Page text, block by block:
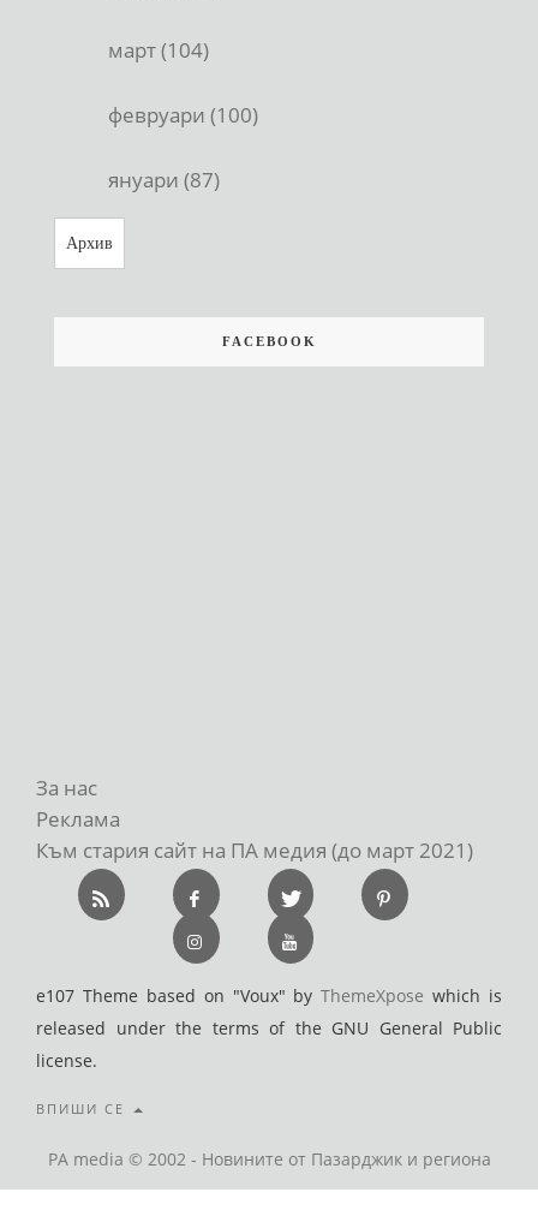
март (104)
февруари (100)
януари (87)
Архив
FACEBOOK
За нас
Реклама
Към стария сайт на ПА медия (до март 2021)
e107 Theme based on "Voux" byThemeXpose which is
released under the terms of the GNU General Public
license.
ВПИШИ СЕ
PA media © 2002 - Новините от Пазарджик и региона